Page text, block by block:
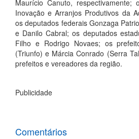
Maurício Canuto, respectivamente;
Inovação e Arranjos Produtivos da
os deputados federais Gonzaga
e Danilo Cabral; os deputados
Filho e Rodrigo Novaes; os
(Triunfo) e Márcia Conrado (Serra
prefeitos e vereadores da região.
Publicidade
Comentários